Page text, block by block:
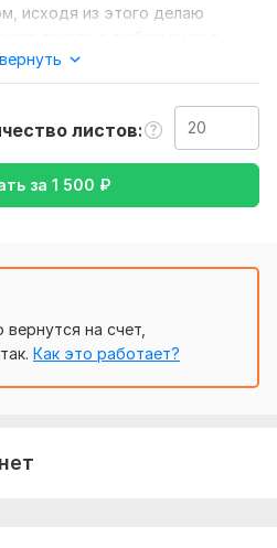
исходя из этого делаю
связаться со мной может но
же уточнение моей работы,
так же с английского на
листов
листов
за 1 500 ₽
на счет,
Как это работает?